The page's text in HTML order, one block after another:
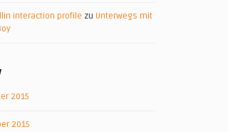
interaction profile zu Unterwegs mit
2015
2015